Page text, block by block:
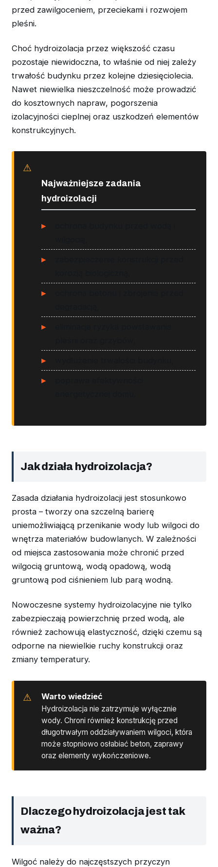
przed zawilgoceniem, przeciekami i rozwojem
pleśni.
Choć hydroizolacja przez większość czasu
pozostaje niewidoczna, to właśnie od niej zależy
trwałość budynku przez kolejne dziesięciolecia.
Nawet niewielka nieszczelność może prowadzić
do kosztownych napraw, pogorszenia
izolacyjności cieplnej oraz uszkodzeń elementów
konstrukcyjnych.
Najważniejsze zadania
hydroizolacji
Jak działa hydroizolacja?
Zasada działania hydroizolacji jest stosunkowo
prosta – tworzy ona szczelną barierę
uniemożliwiającą przenikanie wody lub wilgoci do
wnętrza materiałów budowlanych. W zależności
od miejsca zastosowania może chronić przed
wilgocią gruntową, wodą opadową, wodą
gruntową pod ciśnieniem lub parą wodną.
Nowoczesne systemy hydroizolacyjne nie tylko
zabezpieczają powierzchnię przed wodą, ale
również zachowują elastyczność, dzięki czemu są
odporne na niewielkie ruchy konstrukcji oraz
zmiany temperatury.
Warto wiedzieć
Hydroizolacja nie zatrzymuje wyłącznie
wody. Chroni również konstrukcję przed
długotrwałym oddziaływaniem wilgoci, która
może stopniowo osłabiać beton, zaprawy
oraz elementy wykończeniowe.
Dlaczego hydroizolacja jest tak
ważna?
Wilgoć należy do najczęstszych przyczyn